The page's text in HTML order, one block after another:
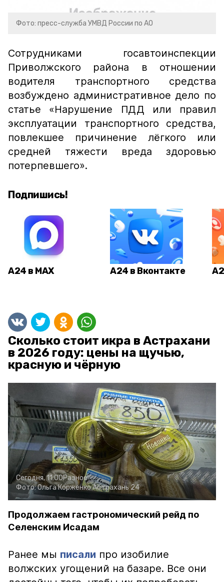
Фото: пресс-служба УМВД России по АО
Сотрудниками госавтоинспекции
Приволжского района в отношении
водителя транспортного средства
возбуждено административное дело по
статье «Нарушение ПДД или правил
эксплуатации транспортного средства,
повлекшее причинение лёгкого или
средней тяжести вреда здоровью
потерпевшего».
Подпишись!
А24 в MAX А24 в Вконтакте
Сколько стоит икра в Астрахани
в 2026 году: цены на щучью,
красную и чёрную
Сегодня, 11:00Разное
Фото:Ольга КорженкоАстрахань 24
Продолжаем гастрономический рейд по
Селенским Исадам
Ранее мы писали про изобилие
волжских угощений на базаре. Все они